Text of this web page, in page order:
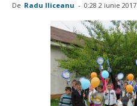
De Radu Iliceanu - 0:28 2 iunie 2017